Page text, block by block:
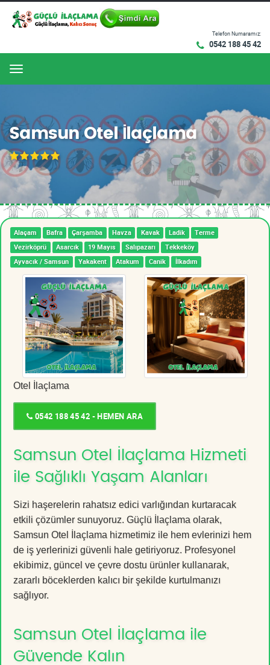
Telefon Numaramız:
0542 188 45 42
Menu
Samsun Otel İlaçlama
Alaçam Bafra Çarşamba Havza Kavak Ladik
Terme
Vezirköprü
Asarcık 19 Mayıs Salıpazarı
Tekkeköy
Ayvacık / Samsun
Yakakent Atakum Canik İlkadım
Otel İlaçlama
0542 188 45 42 - HEMEN ARA
Samsun Otel İlaçlama Hizmeti
ile Sağlıklı Yaşam Alanları
Sizi haşerelerin rahatsız edici varlığından kurtaracak
etkili çözümler sunuyoruz. Güçlü İlaçlama olarak,
Samsun Otel İlaçlama hizmetimiz ile hem evlerinizi hem
de iş yerlerinizi güvenli hale getiriyoruz. Profesyonel
ekibimiz, güncel ve çevre dostu ürünler kullanarak,
zararlı böceklerden kalıcı bir şekilde kurtulmanızı
sağlıyor.
Samsun Otel İlaçlama ile
Güvende Kalın